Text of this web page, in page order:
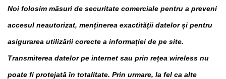
Noi folosim măsuri de securitate comerciale pentru a preveni
accesul neautorizat, menținerea exactității datelor și pentru
asigurarea utilizării corecte a informației de pe site.
Transmiterea datelor pe internet sau prin rețea wireless nu
poate fi protejată în totalitate. Prin urmare, la fel ca alte